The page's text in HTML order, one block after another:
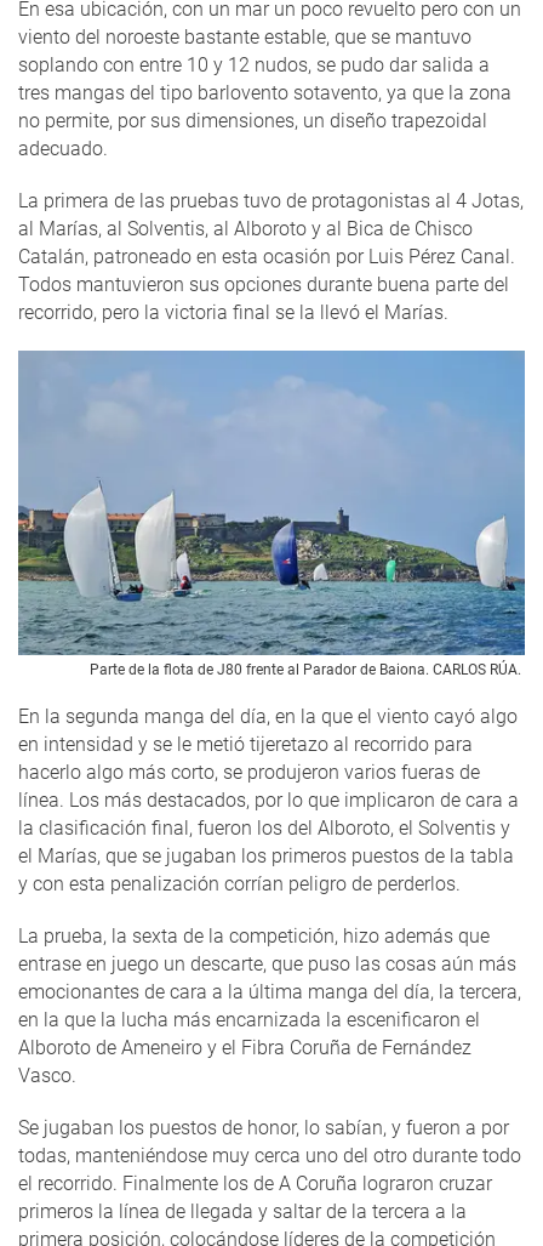
En esa ubicación, con un mar un poco revuelto pero con un
viento del noroeste bastante estable, que se mantuvo
soplando con entre 10 y 12 nudos, se pudo dar salida a
tres mangas del tipo barlovento sotavento, ya que la zona
no permite, por sus dimensiones, un diseño trapezoidal
adecuado.
La primera de las pruebas tuvo de protagonistas al 4 Jotas,
al Marías, al Solventis, al Alboroto y al Bica de Chisco
Catalán, patroneado en esta ocasión por Luis Pérez Canal.
Todos mantuvieron sus opciones durante buena parte del
recorrido, pero la victoria final se la llevó el Marías.
Parte de la flota de J80 frente al Parador de Baiona. CARLOS RÚA.
En la segunda manga del día, en la que el viento cayó algo
en intensidad y se le metió tijeretazo al recorrido para
hacerlo algo más corto, se produjeron varios fueras de
línea. Los más destacados, por lo que implicaron de cara a
la clasificación final, fueron los del Alboroto, el Solventis y
el Marías, que se jugaban los primeros puestos de la tabla
y con esta penalización corrían peligro de perderlos.
La prueba, la sexta de la competición, hizo además que
entrase en juego un descarte, que puso las cosas aún más
emocionantes de cara a la última manga del día, la tercera,
en la que la lucha más encarnizada la escenificaron el
Alboroto de Ameneiro y el Fibra Coruña de Fernández
Vasco.
Se jugaban los puestos de honor, lo sabían, y fueron a por
todas, manteniéndose muy cerca uno del otro durante todo
el recorrido. Finalmente los de A Coruña lograron cruzar
primeros la línea de llegada y saltar de la tercera a la
primera posición, colocándose líderes de la competición